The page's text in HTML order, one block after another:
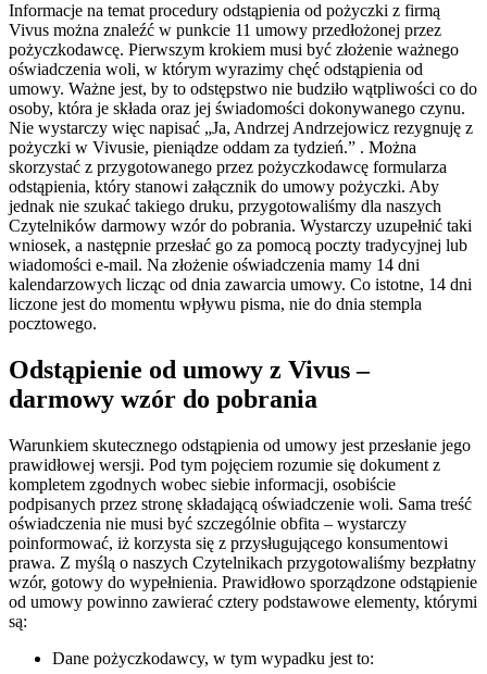
Informacje na temat procedury odstąpienia od pożyczki z firmą
Vivus można znaleźć w punkcie 11 umowy przedłożonej przez
pożyczkodawcę. Pierwszym krokiem musi być złożenie ważnego
oświadczenia woli, w którym wyrazimy chęć odstąpienia od
umowy. Ważne jest, by to odstępstwo nie budziło wątpliwości co do
osoby, która je składa oraz jej świadomości dokonywanego czynu.
Nie wystarczy więc napisać „Ja, Andrzej Andrzejowicz rezygnuję z
pożyczki w Vivusie, pieniądze oddam za tydzień.” . Można
skorzystać z przygotowanego przez pożyczkodawcę formularza
odstąpienia, który stanowi załącznik do umowy pożyczki. Aby
jednak nie szukać takiego druku, przygotowaliśmy dla naszych
Czytelników darmowy wzór do pobrania. Wystarczy uzupełnić taki
wniosek, a następnie przesłać go za pomocą poczty tradycyjnej lub
wiadomości e-mail. Na złożenie oświadczenia mamy 14 dni
kalendarzowych licząc od dnia zawarcia umowy. Co istotne, 14 dni
liczone jest do momentu wpływu pisma, nie do dnia stempla
pocztowego.
Odstąpienie od umowy z Vivus –
darmowy wzór do pobrania
Warunkiem skutecznego odstąpienia od umowy jest przesłanie jego
prawidłowej wersji. Pod tym pojęciem rozumie się dokument z
kompletem zgodnych wobec siebie informacji, osobiście
podpisanych przez stronę składającą oświadczenie woli. Sama treść
oświadczenia nie musi być szczególnie obfita – wystarczy
poinformować, iż korzysta się z przysługującego konsumentowi
prawa. Z myślą o naszych Czytelnikach przygotowaliśmy bezpłatny
wzór, gotowy do wypełnienia. Prawidłowo sporządzone odstąpienie
od umowy powinno zawierać cztery podstawowe elementy, którymi
są:
Dane pożyczkodawcy, w tym wypadku jest to: